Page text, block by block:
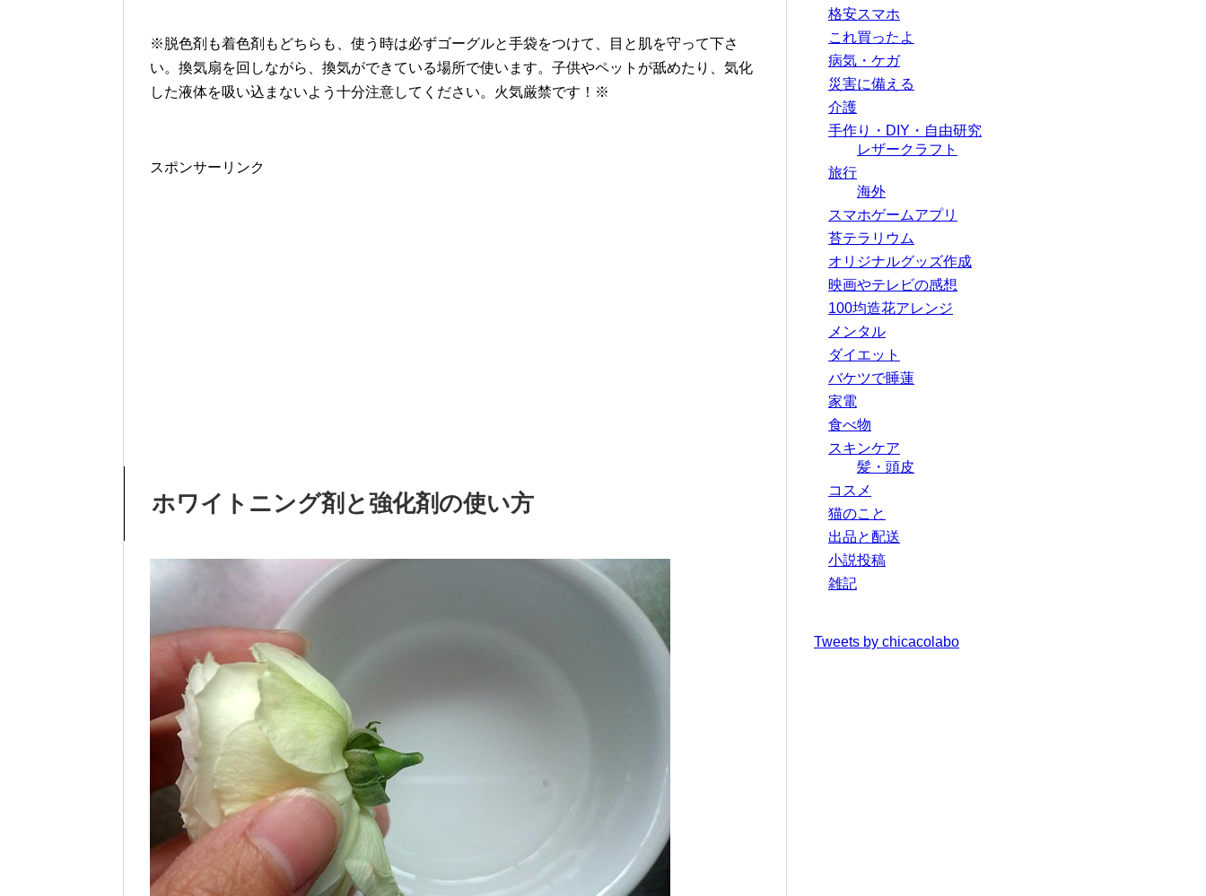
※脱色剤も着色剤もどちらも、使う時は必ずゴーグルと手袋をつけて、目と肌を守って下さ
い。換気扇を回しながら、換気ができている場所で使います。子供やペットが舐めたり、気化
した液体を吸い込まないよう十分注意してください。火気厳禁です！※
スポンサーリンク
ホワイトニング剤と強化剤の使い方
格安スマホ
これ買ったよ
病気・ケガ
災害に備える
介護
手作り・DIY・自由研究
レザークラフト
旅行
海外
スマホゲームアプリ
苔テラリウム
オリジナルグッズ作成
映画やテレビの感想
100均造花アレンジ
メンタル
ダイエット
バケツで睡蓮
家電
食べ物
スキンケア
髪・頭皮
コスメ
猫のこと
出品と配送
小説投稿
雑記
Tweets by chicacolabo